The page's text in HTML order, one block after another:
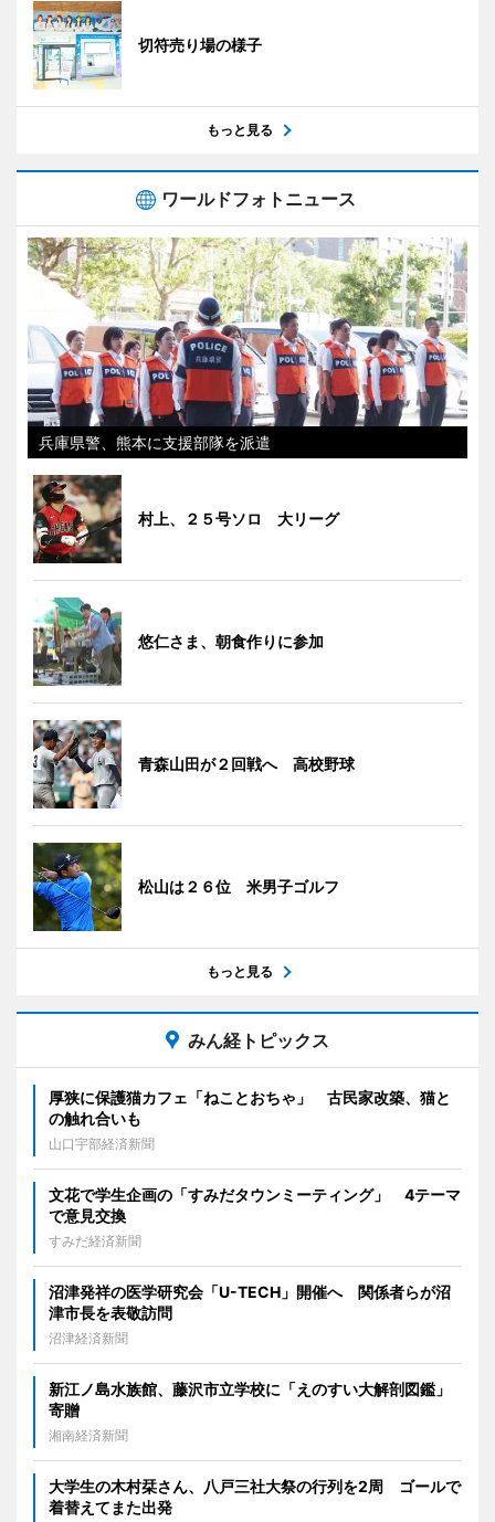
切符売り場の様子
もっと見る
ワールドフォトニュース
兵庫県警、熊本に支援部隊を派遣
村上、２５号ソロ 大リーグ
悠仁さま、朝食作りに参加
青森山田が２回戦へ 高校野球
松山は２６位 米男子ゴルフ
もっと見る
みん経トピックス
厚狭に保護猫カフェ「ねことおちゃ」 古民家改築、猫と
の触れ合いも
山口宇部経済新聞
文花で学生企画の「すみだタウンミーティング」 4テーマ
で意見交換
すみだ経済新聞
沼津発祥の医学研究会「U-TECH」開催へ 関係者らが沼
津市長を表敬訪問
沼津経済新聞
新江ノ島水族館、藤沢市立学校に「えのすい大解剖図鑑」
寄贈
湘南経済新聞
大学生の木村栞さん、八戸三社大祭の行列を2周 ゴールで
着替えてまた出発